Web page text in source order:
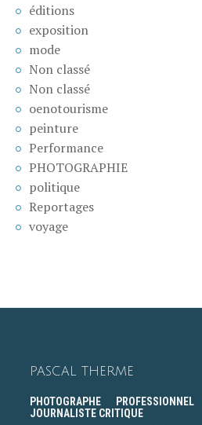
éditions
exposition
mode
Non classé
Non classé
oenotourisme
peinture
Performance
PHOTOGRAPHIE
politique
Reportages
voyage
PASCAL THERME
PHOTOGRAPHE
JOURNALISTE CRITIQUE